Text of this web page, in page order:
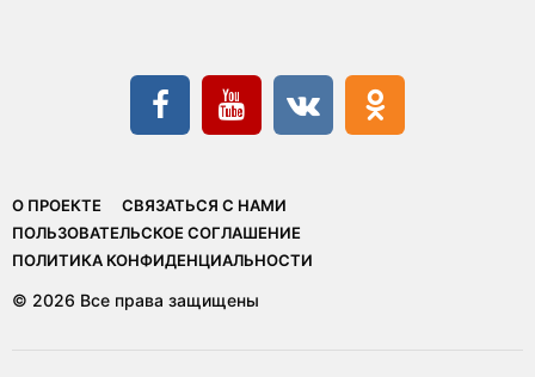
О ПРОЕКТЕ
СВЯЗАТЬСЯ С НАМИ
ПОЛЬЗОВАТЕЛЬСКОЕ СОГЛАШЕНИЕ
ПОЛИТИКА КОНФИДЕНЦИАЛЬНОСТИ
© 2026 Все права защищены